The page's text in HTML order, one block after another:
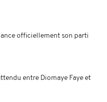
officiellement son parti
entre Diomaye Faye et